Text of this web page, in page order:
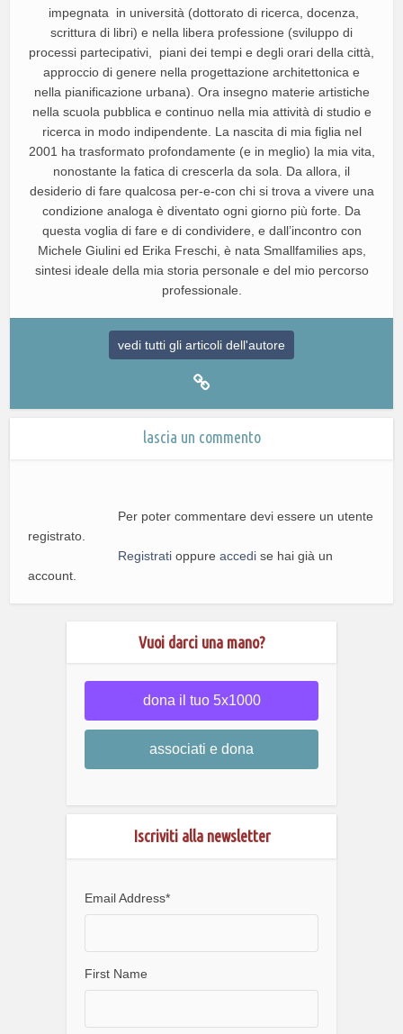
impegnata in università (dottorato di ricerca, docenza,
scrittura di libri) e nella libera professione (sviluppo di
processi partecipativi, piani dei tempi e degli orari della città,
approccio di genere nella progettazione architettonica e
nella pianificazione urbana). Ora insegno materie artistiche
nella scuola pubblica e continuo nella mia attività di studio e
ricerca in modo indipendente. La nascita di mia figlia nel
2001 ha trasformato profondamente (e in meglio) la mia vita,
nonostante la fatica di crescerla da sola. Da allora, il
desiderio di fare qualcosa per-e-con chi si trova a vivere una
condizione analoga è diventato ogni giorno più forte. Da
questa voglia di fare e di condividere, e dall’incontro con
Michele Giulini ed Erika Freschi, è nata Smallfamilies aps,
sintesi ideale della mia storia personale e del mio percorso
professionale.
vedi tutti gli articoli dell'autore
lascia un commento
Per poter commentare devi essere un utente
registrato.
Registrati oppureaccedi se hai già un
account.
Vuoi darci una mano?
dona il tuo 5x1000
associati e dona
Iscriviti alla newsletter
Email Address*
First Name